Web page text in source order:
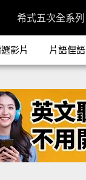
希式五次全系列
影片 片語俚語